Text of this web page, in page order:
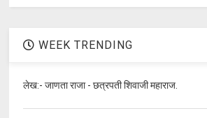
WEEK TRENDING
लेख:- जाणता राजा - छत्रपती शिवाजी महाराज.